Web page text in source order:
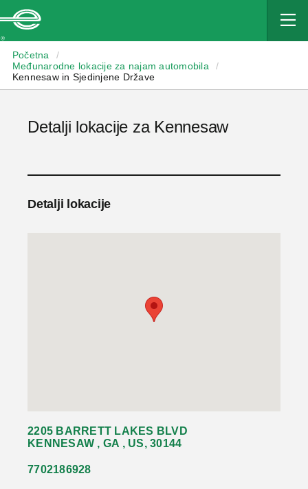
Početna
/
Međunarodne lokacije za najam automobila
/
Kennesaw in Sjedinjene Države
Detalji lokacije za Kennesaw
Detalji lokacije
2205 BARRETT LAKES BLVD
KENNESAW , GA , US, 30144
7702186928